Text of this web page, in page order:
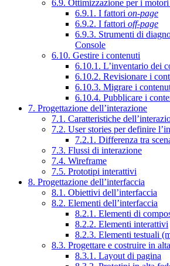
6.9. Ottimizzazione per i
6.9.1. I fattori on-page
6.9.2. I fattori off-page
6.9.3. Strumenti di
Console
6.10. Gestire i contenuti
6.10.1. L’inventario dei
6.10.2. Revisionare i
6.10.3. Migrare i
6.10.4. Pubblicare i
7. Progettazione dell’interazione
7.1. Caratteristiche
7.2. User stories per definire
7.2.1. Differenza tra
7.3. Flussi di interazione
7.4. Wireframe
7.5. Prototipi interattivi
8. Progettazione dell’interfaccia
8.1. Obiettivi dell’interfaccia
8.2. Elementi dell’interfaccia
8.2.1. Elementi di
8.2.2. Elementi interattivi
8.2.3. Elementi testuali
8.3. Progettare e costruire in
8.3.1. Layout di pagina